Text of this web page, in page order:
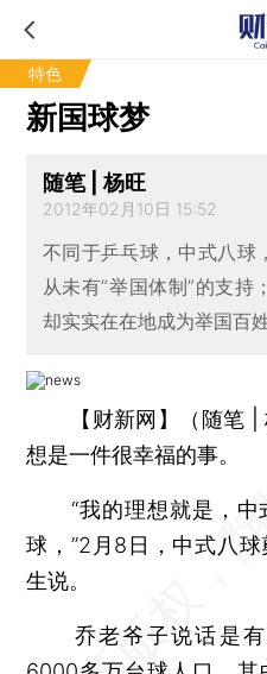
特色
新国球梦
随笔 | 杨旺
2012年02月10日 15:52
不同于乒乓球，中式八球
从未有“举国体制”的支持
却实实在在地成为举国百
【财新网】（随笔 |
想是一件很幸福的事。
“我的理想就是，中
球，”2月8日，中式八
生说。
乔老爷子说话是有